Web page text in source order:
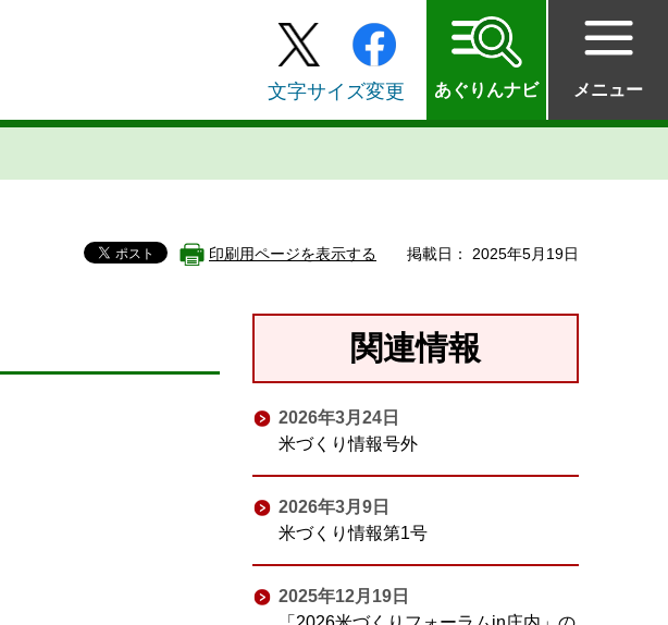
文字サイズ変更 あぐりんナビ メニュー
印刷用ページを表示する 掲載日： 2025年5月19日
関連情報
2026年3月24日
米づくり情報号外
2026年3月9日
米づくり情報第1号
2025年12月19日